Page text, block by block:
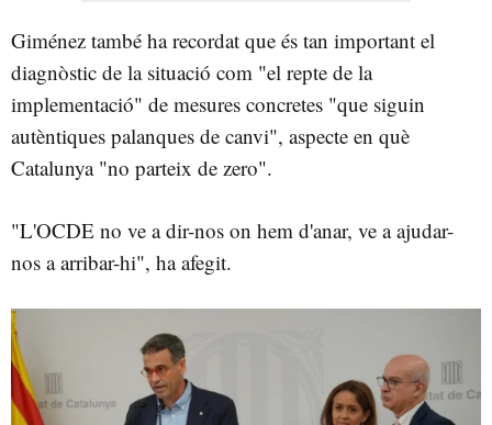
Giménez també ha recordat que és tan important el
diagnòstic de la situació com "el repte de la
implementació" de mesures concretes "que siguin
autèntiques palanques de canvi", aspecte en què
Catalunya "no parteix de zero".
"L'OCDE no ve a dir-nos on hem d'anar, ve a ajudar-
nos a arribar-hi", ha afegit.